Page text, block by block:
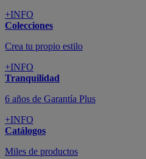
+INFO
Colecciones
Crea tu propio estilo
+INFO
Tranquilidad
6 años de Garantía Plus
+INFO
Catálogos
Miles de productos